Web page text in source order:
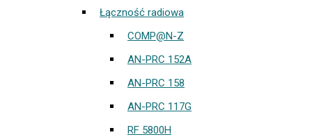
Łączność radiowa
COMP@N-Z
AN-PRC 152A
AN-PRC 158
AN-PRC 117G
RF 5800H